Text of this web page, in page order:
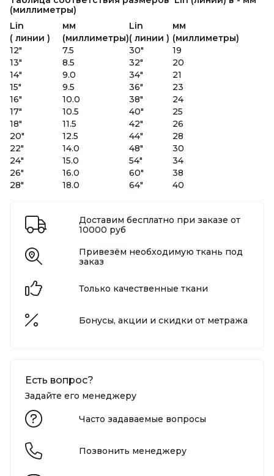
(миллиметры)
Lin
мм Lin
мм
( линии )
(миллиметры)( линии ) (миллиметры)
12"
7.5 30"
19
13"
8.5 32"
20
14"
9.0 34"
21
15"
9.5 36"
23
16"
10.0 38"
24
17"
10.5 40"
25
18"
11.5 42"
26
20"
12.5 44"
28
22"
14.0 48"
30
24"
15.0 54"
34
26"
16.0 60"
38
28"
18.0 64" 40
Доставим бесплатно при заказе от
10000 руб
Привезём необходимую ткань под
заказ
Только качественные ткани
Бонусы, акции и скидки от метража
Есть вопрос?
Задайте его менеджеру
Часто задаваемые вопросы
Позвонить менеджеру